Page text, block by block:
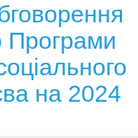
Програми
на 2024